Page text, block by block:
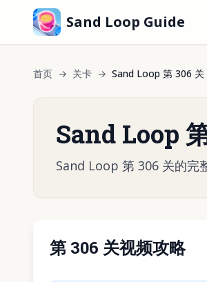
Sand Loop Guide
首页 → 关卡 → Sand Loop 第 306 关
Sand Loop
Sand Loop 第 306 关的完
第 306 关视频攻略